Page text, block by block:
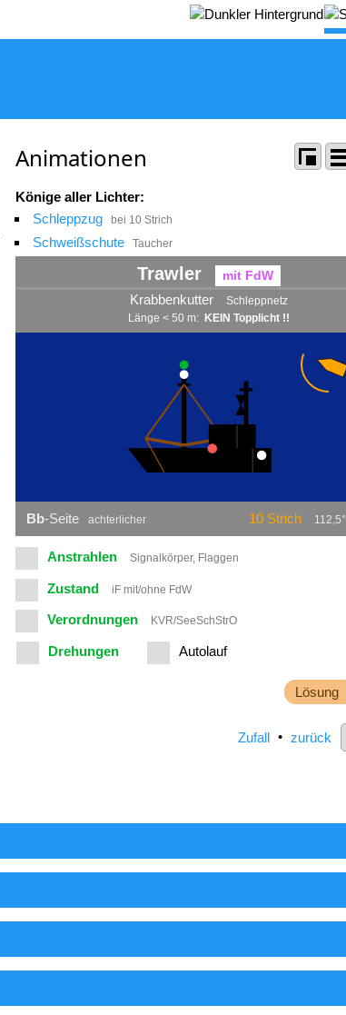
Animationen
Könige aller Lichter:
Schleppzug
bei 10 Strich
Schweißschute Taucher
Trawler mit FdW
Krabbenkutter
Schleppnetz
Länge < 50 m: KEIN Topplicht !!
Bb-Seite achterlicher 10 Strich 112,5°
Anstrahlen Signalkörper, Flaggen
Zustand iF mit/ohne FdW
Verordnungen KVR/SeeSchStrO
Drehungen Autolauf
Lösung
Zufall • zurück